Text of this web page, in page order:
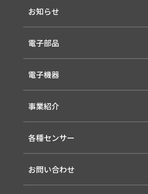
-会社概要
-採用情報
お知らせ
電子部品
-スイッチ ・ジャック ・コネクタ・
-ケーブル・ハーネス・FFC
-医療用 ACアダプター
-各種モジュール
-取り扱いメーカー一覧
電子機器
-低温用LED照明
-直管形LEDランプ
-高天井LED
-LED信号灯
-ソーラー式LED 照明灯
-ルーター（LTE / Wi-Fiルーター）
事業紹介
-サービス概要
-事業領域
-EMS
各種センサー
-バイタルセンサー
-AIセンサー
お問い合わせ